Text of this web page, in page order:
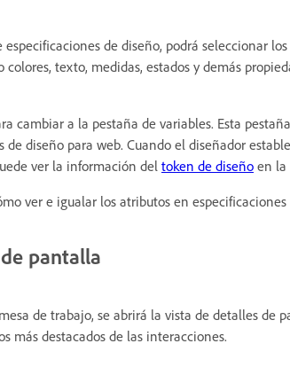
especificaciones de diseño, podrá seleccionar
colores, texto, medidas, estados y demás
cambiar a la pestaña de variables. Esta
de diseño para web. Cuando el diseñador
ver la información deltoken de diseño en la
ver e igualar los atributos en especificaciones
pantalla
de trabajo, se abrirá la vista de detalles de
más destacados de las interacciones.